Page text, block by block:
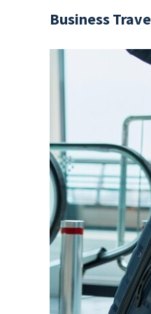
Business